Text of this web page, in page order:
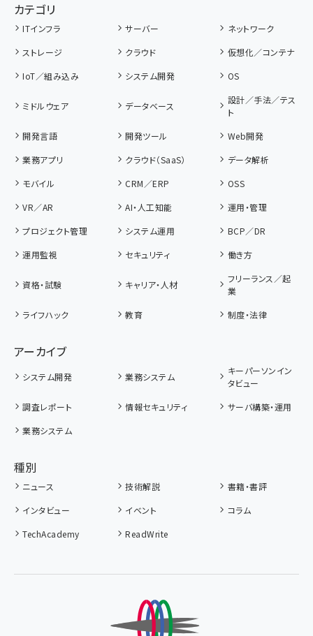
カテゴリ
ITインフラ サーバー
ネットワーク
ストレージ
クラウド
仮想化／コンテナ
IoT／組み込み
システム開発 OS
ミドルウェア データベース
設計／手法／テス
ト
開発言語
開発ツール
Web開発
業務アプリ
クラウド（SaaS）
データ解析
モバイル
CRM／ERP
OSS
VR／AR
AI・人工知能
運用・管理
プロジェクト管理
システム運用
BCP／DR
運用監視
セキュリティ 働き方
資格・試験 キャリア・人材
フリーランス／起
業
ライフハック
教育 制度・法律
アーカイブ
システム開発 業務システム
キーパーソンイン
タビュー
調査レポート
情報セキュリティ
サーバ構築・運用
業務システム
種別
ニュース 技術解説
書籍・書評
インタビュー
イベント
コラム
TechAcademy
ReadWrite